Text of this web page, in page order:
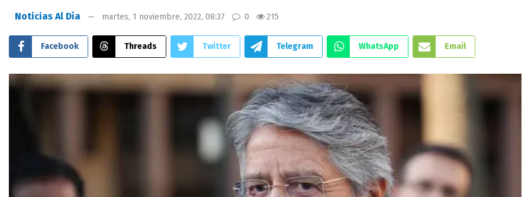
Noticias Al Día martes, 1 noviembre, 2022, 08:37 0 215
Facebook Threads Twitter Telegram WhatsApp Email